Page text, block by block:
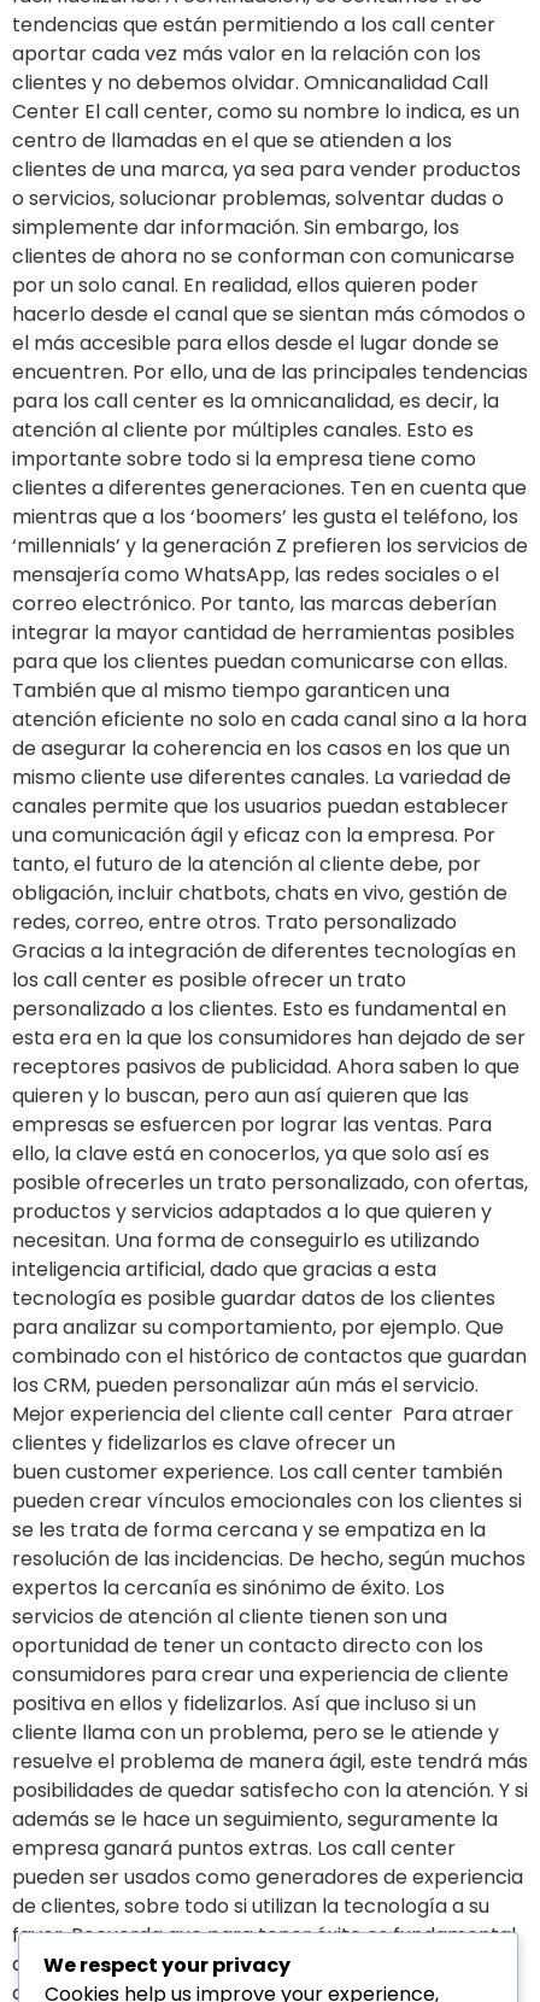
tendencias que están permitiendo a los call center
aportar cada vez más valor en la relación con los
clientes y no debemos olvidar. Omnicanalidad Call
Center El call center, como su nombre lo indica, es un
centro de llamadas en el que se atienden a los
clientes de una marca, ya sea para vender productos
o servicios, solucionar problemas, solventar dudas o
simplemente dar información. Sin embargo, los
clientes de ahora no se conforman con comunicarse
por un solo canal. En realidad, ellos quieren poder
hacerlo desde el canal que se sientan más cómodos o
el más accesible para ellos desde el lugar donde se
encuentren. Por ello, una de las principales tendencias
para los call center es la omnicanalidad, es decir, la
atención al cliente por múltiples canales. Esto es
importante sobre todo si la empresa tiene como
clientes a diferentes generaciones. Ten en cuenta que
mientras que a los ‘boomers’ les gusta el teléfono, los
‘millennials’ y la generación Z prefieren los servicios de
mensajería como WhatsApp, las redes sociales o el
correo electrónico. Por tanto, las marcas deberían
integrar la mayor cantidad de herramientas posibles
para que los clientes puedan comunicarse con ellas.
También que al mismo tiempo garanticen una
atención eficiente no solo en cada canal sino a la hora
de asegurar la coherencia en los casos en los que un
mismo cliente use diferentes canales. La variedad de
canales permite que los usuarios puedan establecer
una comunicación ágil y eficaz con la empresa. Por
tanto, el futuro de la atención al cliente debe, por
obligación, incluir chatbots, chats en vivo, gestión de
redes, correo, entre otros. Trato personalizado
Gracias a la integración de diferentes tecnologías en
los call center es posible ofrecer un trato
personalizado a los clientes. Esto es fundamental en
esta era en la que los consumidores han dejado de ser
receptores pasivos de publicidad. Ahora saben lo que
quieren y lo buscan, pero aun así quieren que las
empresas se esfuercen por lograr las ventas. Para
ello, la clave está en conocerlos, ya que solo así es
posible ofrecerles un trato personalizado, con ofertas,
productos y servicios adaptados a lo que quieren y
necesitan. Una forma de conseguirlo es utilizando
inteligencia artificial, dado que gracias a esta
tecnología es posible guardar datos de los clientes
para analizar su comportamiento, por ejemplo. Que
combinado con el histórico de contactos que guardan
los CRM, pueden personalizar aún más el servicio.
Mejor experiencia del cliente call center Para atraer
clientes y fidelizarlos es clave ofrecer un
buen customer experience. Los call center también
pueden crear vínculos emocionales con los clientes si
se les trata de forma cercana y se empatiza en la
resolución de las incidencias. De hecho, según muchos
expertos la cercanía es sinónimo de éxito. Los
servicios de atención al cliente tienen son una
oportunidad de tener un contacto directo con los
consumidores para crear una experiencia de cliente
positiva en ellos y fidelizarlos. Así que incluso si un
cliente llama con un problema, pero se le atiende y
resuelve el problema de manera ágil, este tendrá más
posibilidades de quedar satisfecho con la atención. Y si
además se le hace un seguimiento, seguramente la
empresa ganará puntos extras. Los call center
pueden ser usados como generadores de experiencia
de clientes, sobre todo si utilizan la tecnología a su
favor. Recuerda que para tener éxito es fundamental
apostar por soluciones orientadas al cliente y
construir relaciones positivas con ellos. Solo así
We respect your privacy
Cookies help us improve your experience,